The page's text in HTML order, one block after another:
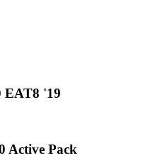
EAT8 '19
Active Pack